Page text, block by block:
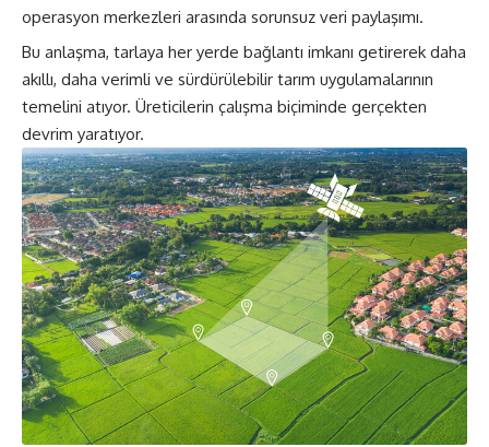
operasyon merkezleri arasında sorunsuz veri paylaşımı.
Bu anlaşma, tarlaya her yerde bağlantı imkanı getirerek daha
akıllı, daha verimli ve sürdürülebilir tarım uygulamalarının
temelini atıyor. Üreticilerin çalışma biçiminde gerçekten
devrim yaratıyor.